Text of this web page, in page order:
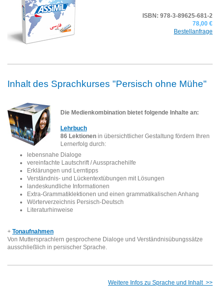
ISBN: 978-3-89625-681-2
78,00 €
Bestellanfrage
Inhalt des Sprachkurses "Persisch ohne Mühe"
Die Medienkombination bietet folgende Inhalte an:
Lehrbuch
86 Lektionen in übersichtlicher Gestaltung fördern Ihren
Lernerfolg durch:
lebensnahe Dialoge
vereinfachte Lautschrift / Aussprachehilfe
Erklärungen und Lerntipps
Verständnis- und Lückentextübungen mit Lösungen
landeskundliche Informationen
Extra-Grammatiklektionen und einen grammatikalischen Anhang
Wörterverzeichnis Persisch-Deutsch
Literaturhinweise
+ Tonaufnahmen
Von Muttersprachlern gesprochene Dialoge und Verständnisübungssätze
ausschließlich in persischer Sprache .
Weitere Infos zu Sprache und Inhalt >>